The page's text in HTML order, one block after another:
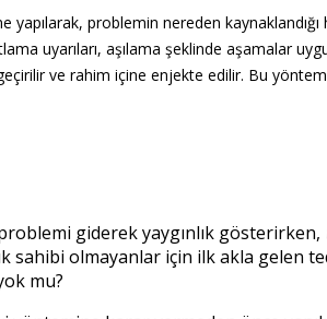
yapılarak, problemin nereden
uyarıları, aşılama şeklinde aşamalar
ve rahim içine enjekte edilir. Bu yönteme
giderek yaygınlık gösterirken,
sahibi olmayanlar için ilk akla gelen
mu?